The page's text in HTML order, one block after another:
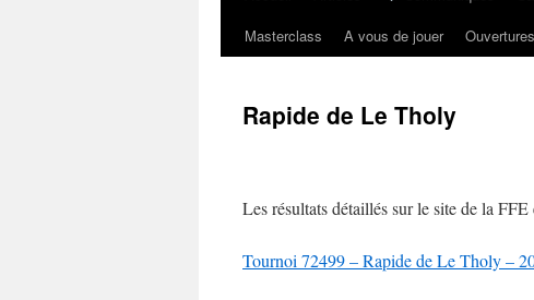
Masterclass
A vous de jouer Ouvertures
Rapide de Le Tholy
Les résultats détaillés sur le site de la
Tournoi 72499 – Rapide de Le Tholy –